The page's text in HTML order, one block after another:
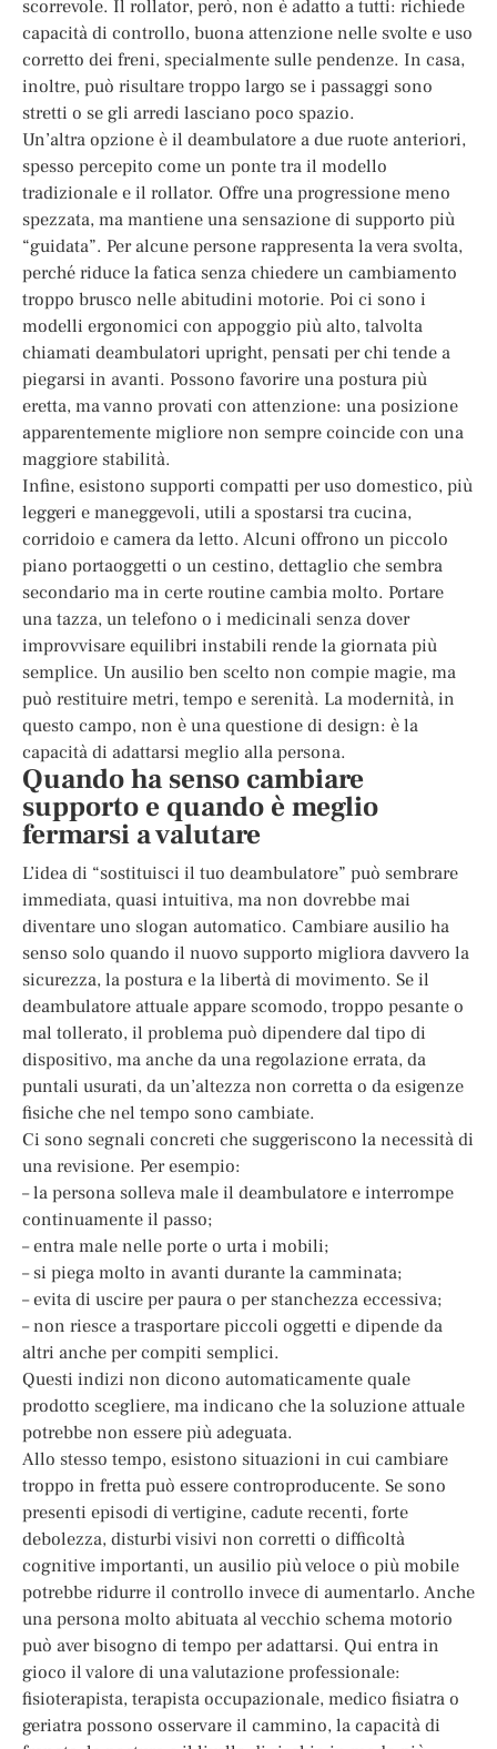
scorrevole. Il rollator, però, non è adatto a tutti: richiede
capacità di controllo, buona attenzione nelle svolte e uso
corretto dei freni, specialmente sulle pendenze. In casa,
inoltre, può risultare troppo largo se i passaggi sono
stretti o se gli arredi lasciano poco spazio.
Un’altra opzione è il deambulatore a due ruote anteriori,
spesso percepito come un ponte tra il modello
tradizionale e il rollator. Offre una progressione meno
spezzata, ma mantiene una sensazione di supporto più
“guidata”. Per alcune persone rappresenta la vera svolta,
perché riduce la fatica senza chiedere un cambiamento
troppo brusco nelle abitudini motorie. Poi ci sono i
modelli ergonomici con appoggio più alto, talvolta
chiamati deambulatori upright, pensati per chi tende a
piegarsi in avanti. Possono favorire una postura più
eretta, ma vanno provati con attenzione: una posizione
apparentemente migliore non sempre coincide con una
maggiore stabilità.
Infine, esistono supporti compatti per uso domestico, più
leggeri e maneggevoli, utili a spostarsi tra cucina,
corridoio e camera da letto. Alcuni offrono un piccolo
piano portaoggetti o un cestino, dettaglio che sembra
secondario ma in certe routine cambia molto. Portare
una tazza, un telefono o i medicinali senza dover
improvvisare equilibri instabili rende la giornata più
semplice. Un ausilio ben scelto non compie magie, ma
può restituire metri, tempo e serenità. La modernità, in
questo campo, non è una questione di design: è la
capacità di adattarsi meglio alla persona.
Quando ha senso cambiare
supporto e quando è meglio
fermarsi a valutare
L’idea di “sostituisci il tuo deambulatore” può sembrare
immediata, quasi intuitiva, ma non dovrebbe mai
diventare uno slogan automatico. Cambiare ausilio ha
senso solo quando il nuovo supporto migliora davvero la
sicurezza, la postura e la libertà di movimento. Se il
deambulatore attuale appare scomodo, troppo pesante o
mal tollerato, il problema può dipendere dal tipo di
dispositivo, ma anche da una regolazione errata, da
puntali usurati, da un’altezza non corretta o da esigenze
fisiche che nel tempo sono cambiate.
Ci sono segnali concreti che suggeriscono la necessità di
una revisione. Per esempio:
– la persona solleva male il deambulatore e interrompe
continuamente il passo;
– entra male nelle porte o urta i mobili;
– si piega molto in avanti durante la camminata;
– evita di uscire per paura o per stanchezza eccessiva;
– non riesce a trasportare piccoli oggetti e dipende da
altri anche per compiti semplici.
Questi indizi non dicono automaticamente quale
prodotto scegliere, ma indicano che la soluzione attuale
potrebbe non essere più adeguata.
Allo stesso tempo, esistono situazioni in cui cambiare
troppo in fretta può essere controproducente. Se sono
presenti episodi di vertigine, cadute recenti, forte
debolezza, disturbi visivi non corretti o difficoltà
cognitive importanti, un ausilio più veloce o più mobile
potrebbe ridurre il controllo invece di aumentarlo. Anche
una persona molto abituata al vecchio schema motorio
può aver bisogno di tempo per adattarsi. Qui entra in
gioco il valore di una valutazione professionale:
fisioterapista, terapista occupazionale, medico fisiatra o
geriatra possono osservare il cammino, la capacità di